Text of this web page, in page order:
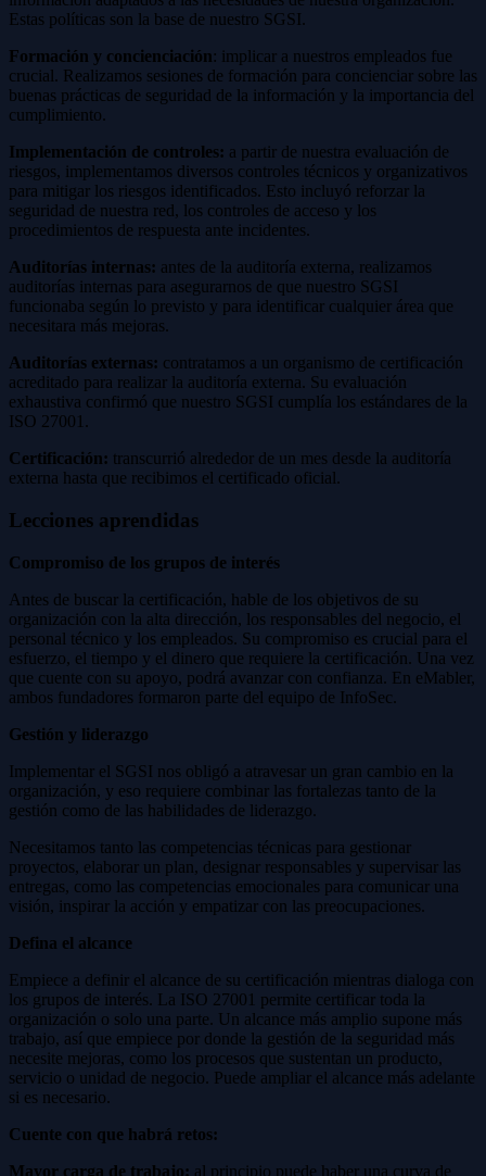
Estas políticas son la base de nuestro SGSI.
Formación y concienciación: implicar a nuestros empleados fue
crucial. Realizamos sesiones de formación para concienciar sobre las
buenas prácticas de seguridad de la información y la importancia del
cumplimiento.
Implementación de controles: a partir de nuestra evaluación de
riesgos, implementamos diversos controles técnicos y organizativos
para mitigar los riesgos identificados. Esto incluyó reforzar la
seguridad de nuestra red, los controles de acceso y los
procedimientos de respuesta ante incidentes.
Auditorías internas: antes de la auditoría externa, realizamos
auditorías internas para asegurarnos de que nuestro SGSI
funcionaba según lo previsto y para identificar cualquier área que
necesitara más mejoras.
Auditorías externas: contratamos a un organismo de certificación
acreditado para realizar la auditoría externa. Su evaluación
exhaustiva confirmó que nuestro SGSI cumplía los estándares de la
ISO 27001.
Certificación: transcurrió alrededor de un mes desde la auditoría
externa hasta que recibimos el certificado oficial.
Lecciones aprendidas
Compromiso de los grupos de interés
Antes de buscar la certificación, hable de los objetivos de su
organización con la alta dirección, los responsables del negocio, el
personal técnico y los empleados. Su compromiso es crucial para el
esfuerzo, el tiempo y el dinero que requiere la certificación. Una vez
que cuente con su apoyo, podrá avanzar con confianza. En eMabler,
ambos fundadores formaron parte del equipo de InfoSec.
Gestión y liderazgo
Implementar el SGSI nos obligó a atravesar un gran cambio en la
organización, y eso requiere combinar las fortalezas tanto de la
gestión como de las habilidades de liderazgo.
Necesitamos tanto las competencias técnicas para gestionar
proyectos, elaborar un plan, designar responsables y supervisar las
entregas, como las competencias emocionales para comunicar una
visión, inspirar la acción y empatizar con las preocupaciones.
Defina el alcance
Empiece a definir el alcance de su certificación mientras dialoga con
los grupos de interés. La ISO 27001 permite certificar toda la
organización o solo una parte. Un alcance más amplio supone más
trabajo, así que empiece por donde la gestión de la seguridad más
necesite mejoras, como los procesos que sustentan un producto,
servicio o unidad de negocio. Puede ampliar el alcance más adelante
si es necesario.
Cuente con que habrá retos:
Mayor carga de trabajo: al principio puede haber una curva de